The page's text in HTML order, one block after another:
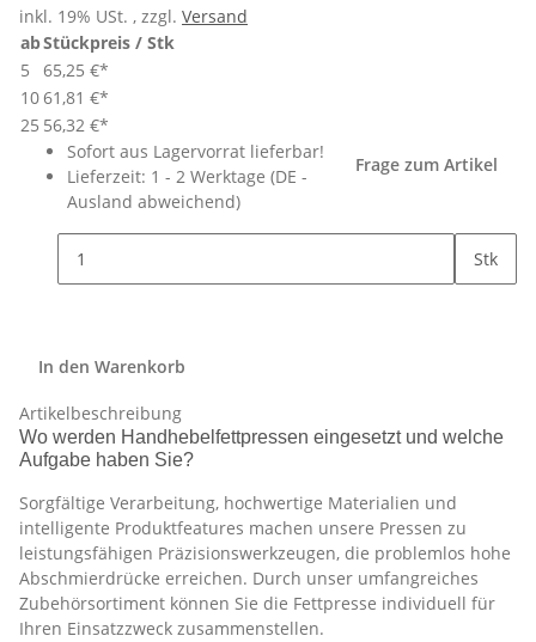
inkl. 19% USt. , zzgl. Versand
abStückpreis / Stk
5
65,25 €*
1061,81 €*
25 56,32 €*
Sofort aus Lagervorrat lieferbar!
Lieferzeit: 1 - 2 Werktage (DE -
Ausland abweichend)
Frage zum Artikel
Stk
In den Warenkorb
Artikelbeschreibung
Wo werden Handhebelfettpressen eingesetzt und welche
Aufgabe haben Sie?
Sorgfältige Verarbeitung, hochwertige Materialien und
intelligente Produktfeatures machen unsere Pressen zu
leistungsfähigen Präzisionswerkzeugen, die problemlos hohe
Abschmierdrücke erreichen. Durch unser umfangreiches
Zubehörsortiment können Sie die Fettpresse individuell für
Ihren Einsatzzweck zusammenstellen.